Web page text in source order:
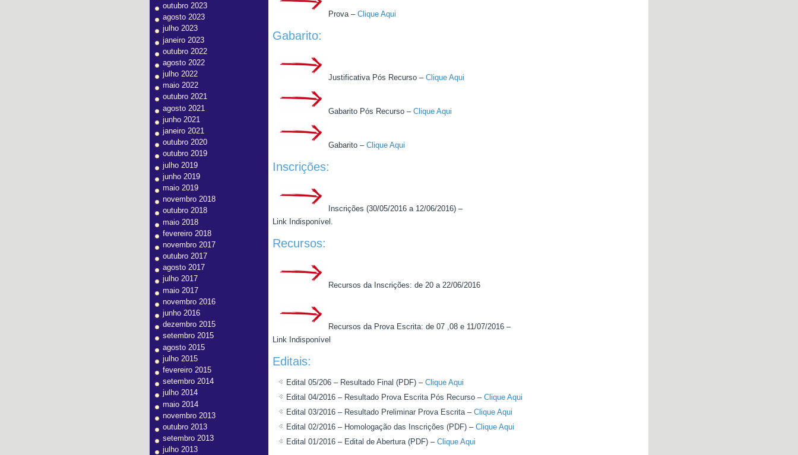
outubro 2023
agosto 2023
julho 2023
janeiro 2023
outubro 2022
agosto 2022
julho 2022
maio 2022
outubro 2021
agosto 2021
junho 2021
janeiro 2021
outubro 2020
outubro 2019
julho 2019
junho 2019
maio 2019
novembro 2018
outubro 2018
maio 2018
fevereiro 2018
novembro 2017
outubro 2017
agosto 2017
julho 2017
maio 2017
novembro 2016
junho 2016
dezembro 2015
setembro 2015
agosto 2015
julho 2015
fevereiro 2015
setembro 2014
julho 2014
maio 2014
novembro 2013
outubro 2013
setembro 2013
julho 2013
Prova –Clique Aqui
Gabarito:
Justificativa Pós Recurso –Clique Aqui
Gabarito Pós Recurso – Clique Aqui
Gabarito – Clique Aqui
Inscrições:
Inscrições (30/05/2016 a 12/06/2016) –
Link Indisponível.
Recursos:
Recursos da Inscrições: de 20 a 22/06/2016
Recursos da Prova Escrita: de 07 ,08 e 11/07/2016 –
Link Indisponível
Editais:
Edital 05/206 – Resultado Final (PDF) – Clique Aqui
Edital 04/2016 – Resultado Prova Escrita Pós Recurso – Clique Aqui
Edital 03/2016 – Resultado Preliminar Prova Escrita – Clique Aqui
Edital 02/2016 – Homologação das Inscrições (PDF) – Clique Aqui
Edital 01/2016 – Edital de Abertura (PDF) – Clique Aqui